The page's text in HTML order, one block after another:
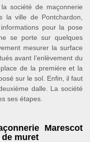
société de maçonnerie
la ville de Pontchardon,
pour la pose
se porte sur quelques
mesurer la surface
avant l’enlèvement du
de la première et la
sur le sol. Enfin, il faut
dalle. La société
ses étapes.
Marescot
muret